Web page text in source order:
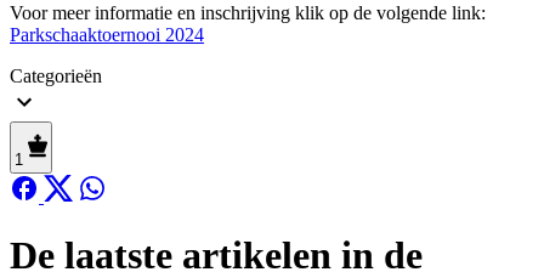
Voor meer informatie en inschrijving klik op de volgende link:
Parkschaaktoernooi 2024
Categorieën
1
De laatste artikelen in de